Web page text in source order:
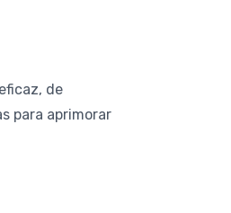
de
para aprimorar